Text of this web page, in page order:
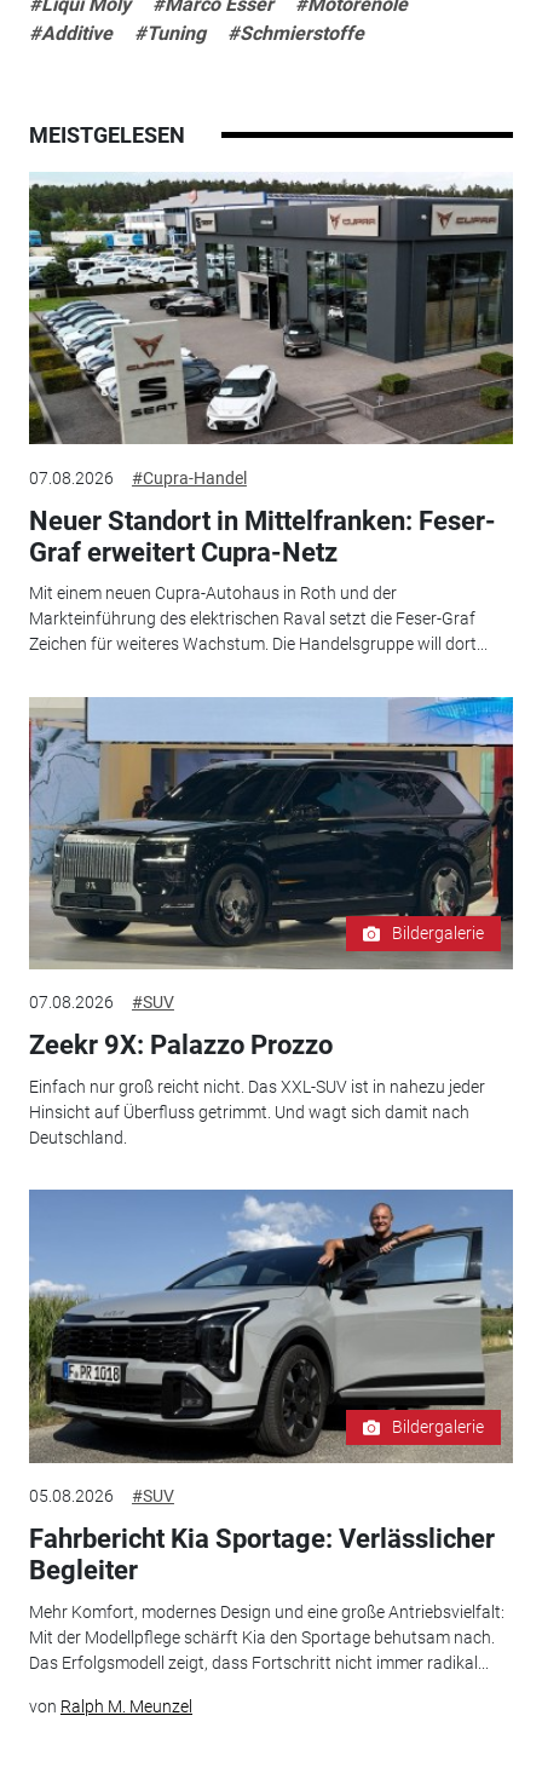
#Additive
#Tuning #Schmierstoffe
MEISTGELESEN
07.08.2026 #Cupra-Handel
Neuer Standort in Mittelfranken: Feser-
Graf erweitert Cupra-Netz
Mit einem neuen Cupra-Autohaus in Roth und der
Markteinführung des elektrischen Raval setzt die Feser-Graf
Zeichen für weiteres Wachstum. Die Handelsgruppe will dort...
Bildergalerie
07.08.2026 #SUV
Zeekr 9X: Palazzo Prozzo
Einfach nur groß reicht nicht. Das XXL-SUV ist in nahezu jeder
Hinsicht auf Überfluss getrimmt. Und wagt sich damit nach
Deutschland.
Bildergalerie
05.08.2026 #SUV
Fahrbericht Kia Sportage: Verlässlicher
Begleiter
Mehr Komfort, modernes Design und eine große Antriebsvielfalt:
Mit der Modellpflege schärft Kia den Sportage behutsam nach.
Das Erfolgsmodell zeigt, dass Fortschritt nicht immer radikal...
von Ralph M. Meunzel